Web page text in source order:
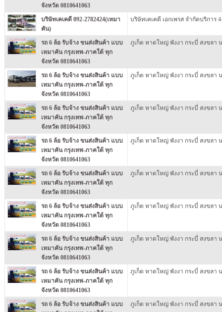
จังหวัด 0810641063
บริษัทเคเคดี 092-2782424(เหมา
คัน)
บริษัทเคเคดี เอกเพรส จำกัดบริการ
รถ 6 ล้อ รับจ้าง ขนส่งสินค้า แบบ
เหมาคัน กรุงเทพ-ภาคใต้ ทุก
จังหวัด 0810641063
ภูเก็ต หาดใหญ่ พังงา กระบี่ สงขลา
รถ 6 ล้อ รับจ้าง ขนส่งสินค้า แบบ
เหมาคัน กรุงเทพ-ภาคใต้ ทุก
จังหวัด 0810641063
ภูเก็ต หาดใหญ่ พังงา กระบี่ สงขลา
รถ 6 ล้อ รับจ้าง ขนส่งสินค้า แบบ
เหมาคัน กรุงเทพ-ภาคใต้ ทุก
จังหวัด 0810641063
ภูเก็ต หาดใหญ่ พังงา กระบี่ สงขลา
รถ 6 ล้อ รับจ้าง ขนส่งสินค้า แบบ
เหมาคัน กรุงเทพ-ภาคใต้ ทุก
จังหวัด 0810641063
ภูเก็ต หาดใหญ่ พังงา กระบี่ สงขลา
รถ 6 ล้อ รับจ้าง ขนส่งสินค้า แบบ
เหมาคัน กรุงเทพ-ภาคใต้ ทุก
จังหวัด 0810641063
ภูเก็ต หาดใหญ่ พังงา กระบี่ สงขลา
รถ 6 ล้อ รับจ้าง ขนส่งสินค้า แบบ
เหมาคัน กรุงเทพ-ภาคใต้ ทุก
จังหวัด 0810641063
ภูเก็ต หาดใหญ่ พังงา กระบี่ สงขลา
รถ 6 ล้อ รับจ้าง ขนส่งสินค้า แบบ
เหมาคัน กรุงเทพ-ภาคใต้ ทุก
จังหวัด 0810641063
ภูเก็ต หาดใหญ่ พังงา กระบี่ สงขลา
รถ 6 ล้อ รับจ้าง ขนส่งสินค้า แบบ
เหมาคัน กรุงเทพ-ภาคใต้ ทุก
จังหวัด 0810641063
ภูเก็ต หาดใหญ่ พังงา กระบี่ สงขลา
รถ 6 ล้อ รับจ้าง ขนส่งสินค้า แบบ
ภูเก็ต หาดใหญ่ พังงา กระบี่ สงขลา